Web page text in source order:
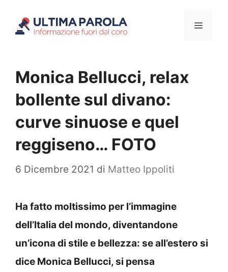
Menu
Monica Bellucci, relax
bollente sul divano:
curve sinuose e quel
reggiseno… FOTO
6 Dicembre 2021 di Matteo Ippoliti
Ha fatto moltissimo per l’immagine
dell’Italia del mondo, diventandone
un’icona di stile e bellezza: se all’estero si
dice Monica Bellucci, si pensa